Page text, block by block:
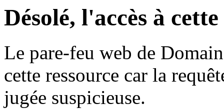
Désolé, l'accès à
Le pare-feu web de
cette ressource car la
jugée suspicieuse.